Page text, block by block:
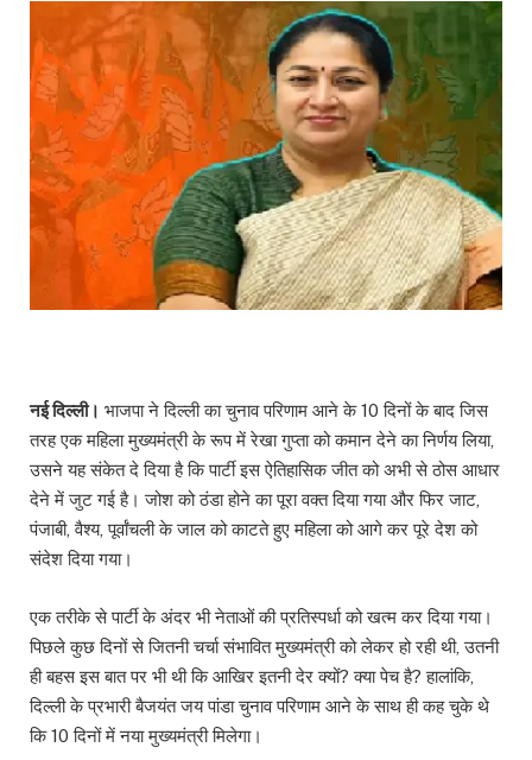
नई दिल्ली। भाजपा ने दिल्ली का चुनाव परिणाम आने के 10 दिनों के बाद जिस
तरह एक महिला मुख्यमंत्री के रूप में रेखा गुप्ता को कमान देने का निर्णय लिया,
उसने यह संकेत दे दिया है कि पार्टी इस ऐतिहासिक जीत को अभी से ठोस आधार
देने में जुट गई है। जोश को ठंडा होने का पूरा वक्त दिया गया और फिर जाट,
पंजाबी, वैश्य, पूर्वांचली के जाल को काटते हुए महिला को आगे कर पूरे देश को
संदेश दिया गया।
एक तरीके से पार्टी के अंदर भी नेताओं की प्रतिस्पर्धा को खत्म कर दिया गया।
पिछले कुछ दिनों से जितनी चर्चा संभावित मुख्यमंत्री को लेकर हो रही थी, उतनी
ही बहस इस बात पर भी थी कि आखिर इतनी देर क्यों? क्या पेच है? हालांकि,
दिल्ली के प्रभारी बैजयंत जय पांडा चुनाव परिणाम आने के साथ ही कह चुके थे
कि 10 दिनों में नया मुख्यमंत्री मिलेगा।